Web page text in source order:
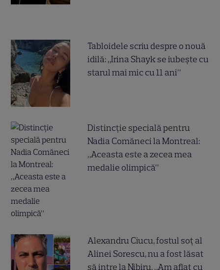
Tabloidele scriu despre o nouă
idilă: „Irina Shayk se iubește cu
starul mai mic cu 11 ani”
Distincție specială pentru
Nadia Comăneci la Montreal:
„Aceasta este a zecea mea
medalie olimpică”
Alexandru Ciucu, fostul soț al
Alinei Sorescu, nu a fost lăsat
să intre la Nibiru. „Am aflat cu